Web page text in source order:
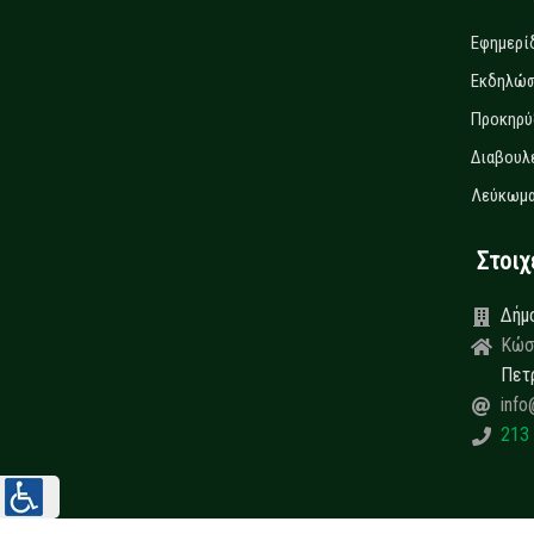
213